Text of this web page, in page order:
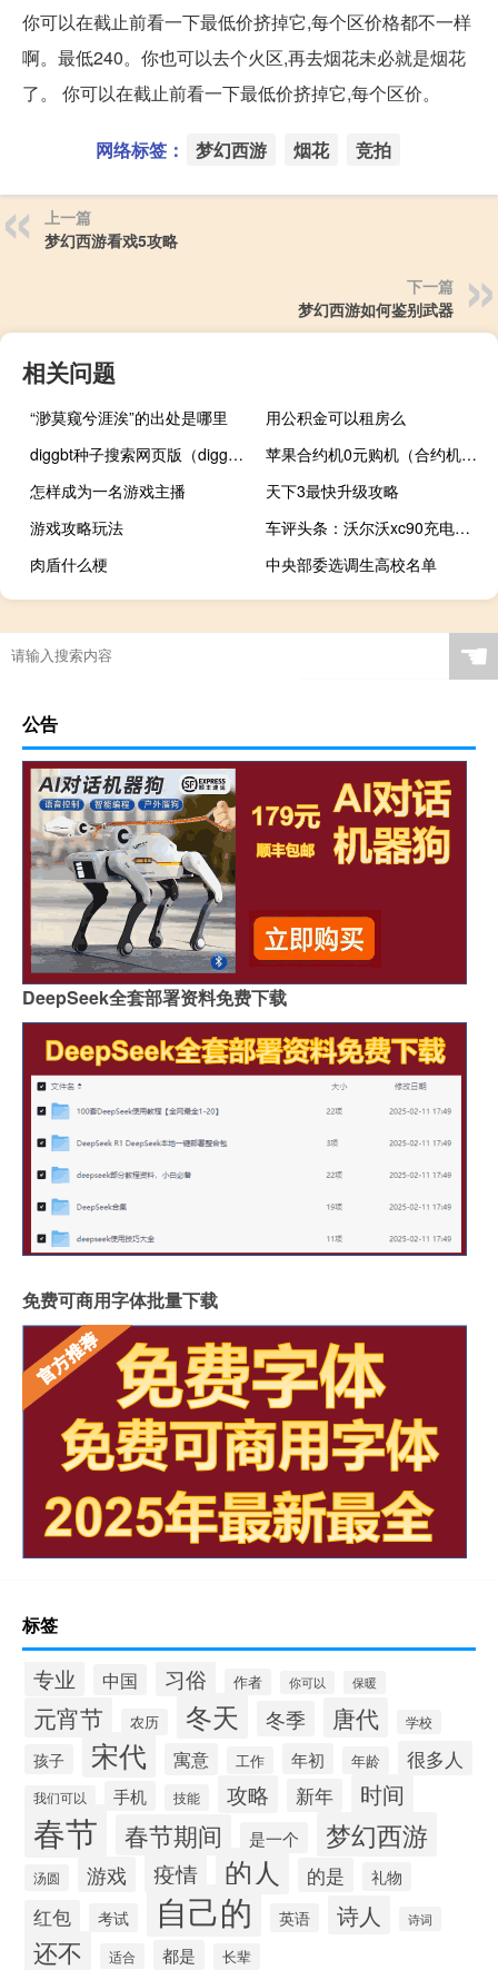
你可以在截止前看一下最低价挤掉它,每个区价格都不一样
啊。最低240。你也可以去个火区,再去烟花未必就是烟花
了。 你可以在截止前看一下最低价挤掉它,每个区价。
网络标签： 梦幻西游 烟花 竞拍
上一篇
梦幻西游看戏5攻略
下一篇
梦幻西游如何鉴别武器
相关问题
“渺莫窥兮涯涘”的出处是哪里
用公积金可以租房么
diggbt种子搜索网页版（diggbt搜索引擎）
苹果合约机0元购机（合约机0元购机）
怎样成为一名游戏主播
天下3最快升级攻略
游戏攻略玩法
车评头条：沃尔沃xc90充电式插电式混合动力车在新闻英国汽车大奖中赢得年度大型SUV称号
肉盾什么梗
中央部委选调生高校名单
☚
公告
DeepSeek全套部署资料免费下载
免费可商用字体批量下载
标签
专业 中国 习俗 作者 你可以 保暖
元宵节 农历 冬天 冬季 唐代 学校
孩子 宋代 寓意 工作 年初 年龄 很多人
我们可以 手机 技能 攻略 新年 时间
春节 春节期间 是一个 梦幻西游
汤圆 游戏 疫情 的人 的是 礼物
红包 考试 自己的 英语 诗人 诗词
还不 适合 都是 长辈